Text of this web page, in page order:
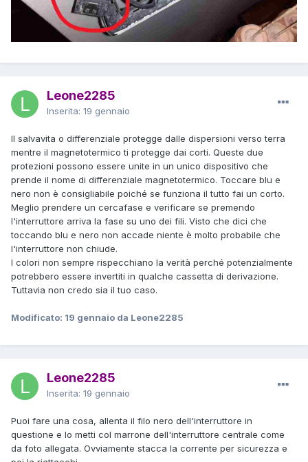
Leone2285
Inserita: 19 gennaio
Il salvavita o differenziale protegge dalle dispersioni verso terra
mentre il magnetotermico ti protegge dai corti. Queste due
protezioni possono essere unite in un unico dispositivo che
prende il nome di differenziale magnetotermico. Toccare blu e
nero non è consigliabile poiché se funziona il tutto fai un corto.
Meglio prendere un cercafase e verificare se premendo
l'interruttore arriva la fase su uno dei fili. Visto che dici che
toccando blu e nero non accade niente è molto probabile che
l'interruttore non chiude.
I colori non sempre rispecchiano la verità perché potenzialmente
potrebbero essere invertiti in qualche cassetta di derivazione.
Tuttavia non credo sia il tuo caso.
Modificato: 19 gennaio da Leone2285
Leone2285
Inserita: 19 gennaio
Puoi fare una cosa, allenta il filo nero dell'interruttore in
questione e lo metti col marrone dell'interruttore centrale come
da foto allegata. Ovviamente stacca la corrente per sicurezza e